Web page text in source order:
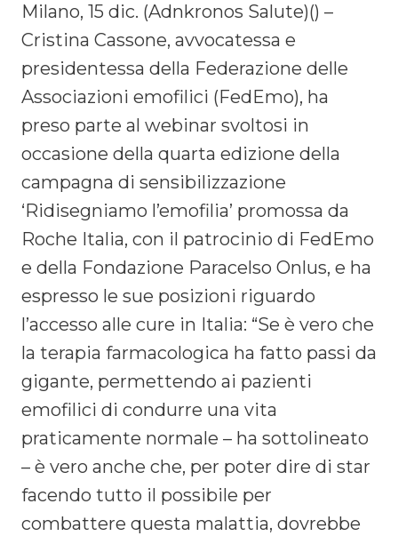
Milano, 15 dic. (Adnkronos Salute)() –
Cristina Cassone, avvocatessa e
presidentessa della Federazione delle
Associazioni emofilici (FedEmo), ha
preso parte al webinar svoltosi in
occasione della quarta edizione della
campagna di sensibilizzazione
‘Ridisegniamo l’emofilia’ promossa da
Roche Italia, con il patrocinio di FedEmo
e della Fondazione Paracelso Onlus, e ha
espresso le sue posizioni riguardo
l’accesso alle cure in Italia: “Se è vero che
la terapia farmacologica ha fatto passi da
gigante, permettendo ai pazienti
emofilici di condurre una vita
praticamente normale – ha sottolineato
– è vero anche che, per poter dire di star
facendo tutto il possibile per
combattere questa malattia, dovrebbe